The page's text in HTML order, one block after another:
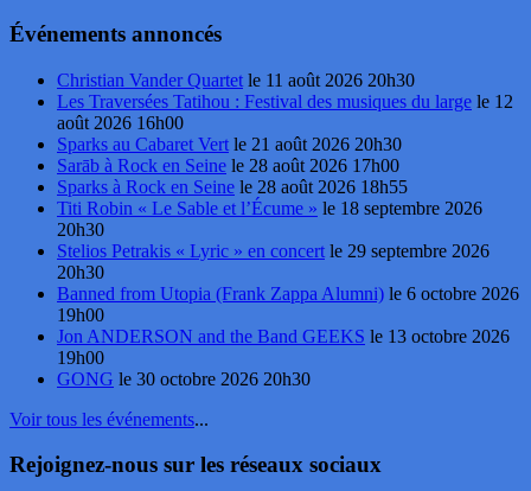
Événements annoncés
Christian Vander Quartet le 11 août 2026 20h30
Les Traversées Tatihou : Festival des musiques du large le 12
août 2026 16h00
Sparks au Cabaret Vert le 21 août 2026 20h30
Sarāb à Rock en Seine le 28 août 2026 17h00
Sparks à Rock en Seine le 28 août 2026 18h55
Titi Robin « Le Sable et l’Écume » le 18 septembre 2026
20h30
Stelios Petrakis « Lyric » en concert le 29 septembre 2026
20h30
Banned from Utopia (Frank Zappa Alumni) le 6 octobre 2026
19h00
Jon ANDERSON and the Band GEEKS le 13 octobre 2026
19h00
GONG le 30 octobre 2026 20h30
Voir tous les événements...
Rejoignez-nous sur les réseaux sociaux